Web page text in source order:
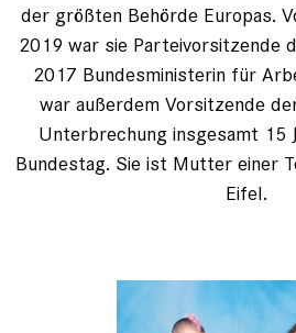
der größten Behörde Europas.
2019 war sie Parteivorsitzende
2017 Bundesministerin für
war außerdem Vorsitzende
Unterbrechung insgesamt 15
Bundestag. Sie ist Mutter einer
Eifel.